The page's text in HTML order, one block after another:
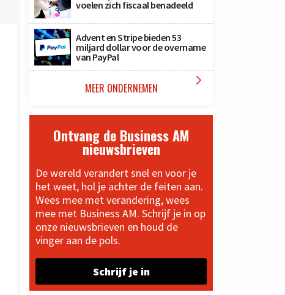
voelen zich fiscaal benadeeld
Advent en Stripe bieden 53
miljard dollar voor de overname
van PayPal
MEER ONDERNEMEN 
Ontvang de Business AM
nieuwsbrieven
De wereld verandert snel en voor je
het weet, hol je achter de feiten aan.
Wees mee met verandering, wees
mee met Business AM. Schrijf je in op
onze nieuwsbrieven en houd de
vinger aan de pols.
Schrijf je in